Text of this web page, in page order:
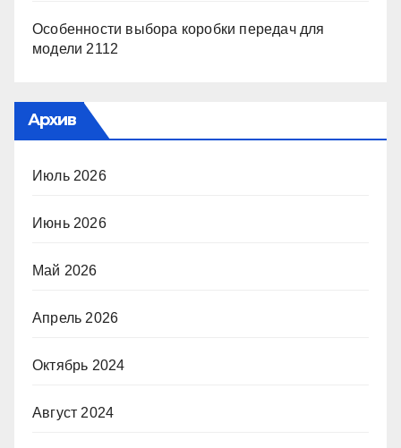
Особенности выбора коробки передач для
модели 2112
Архив
Июль 2026
Июнь 2026
Май 2026
Апрель 2026
Октябрь 2024
Август 2024